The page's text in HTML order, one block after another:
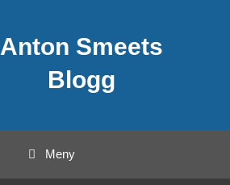
Anton Smeets
Blogg
Meny